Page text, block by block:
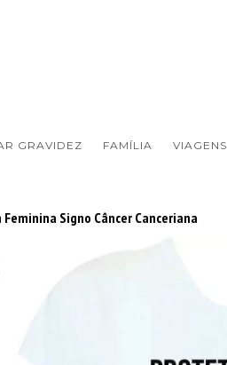
GRAVIDEZ FAMÍLIA VIAGENS
Feminina Signo Câncer Canceriana